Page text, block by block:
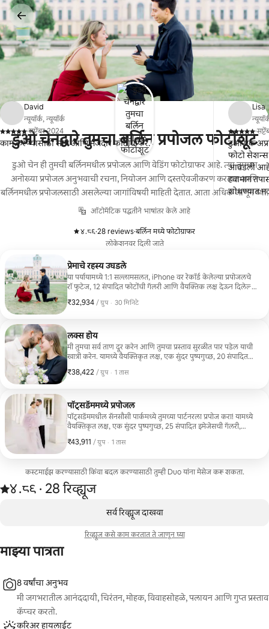
कंटेंटवर
जा
डुओ चेनद्वारे तुमचा बर्लिन प्रपोजल फोटोशूट
डुओ चेन ही तुमची बर्लिनमधील प्रपोजल आणि वेडिंग फोटोग्राफर आहे. त्या तुमच्या
अनोख्या प्रपोजल अनुभवाची रचना, नियोजन आणि दस्तऐवजीकरण करतात आणि
बर्लिनमधील प्रपोजलसाठी असलेल्या जागांविषयी माहिती देतात. आता अधिक जाणून घ्या.
ऑटोमॅटिक पद्धतीने भाषांतर केले आहे
४.८९
,
·28 reviews
,
·बर्लिन मध्ये फोटोग्राफर
लोकेशनवर दिली जाते
प्रेमाचे रहस्य उघडले
या पर्यायामध्ये 1:1 सल्लामसलत, iPhone वर रेकॉर्ड केलेल्या प्रपोजलचे
रॉ फुटेज, 12 संपादित फोटोंची गॅलरी आणि वैयक्तिक लक्ष देऊन दिलेल्या
₹32,934 / ग्रुप
₹32,934, प्रति ग्रुप
, · 30 मिनिटे
लक्स होय
मी तुमचा सर्व ताण दूर करेन आणि तुमचा प्रस्ताव सुरळीत पार पडेल याची
खात्री करेन. यामध्ये वैयक्तिकृत लक्ष, एक सुंदर पुष्पगुच्छ, 20 संपादित
असलेल्या सर्व टिप्ससह एक विशेष कन्सल्टेशन अनुभव समाविष्ट आहे.
₹38,422 / ग्रुप
₹38,422, प्रति ग्रुप
, · 1 तास
पॉट्सडॅममध्ये प्रपोजल
पॉट्सडॅममधील सॅनसौसी पार्कमध्ये तुमच्या पार्टनरला प्रपोज करा! यामध्ये
वैयक्तिकृत लक्ष, एक सुंदर पुष्पगुच्छ, 25 संपादित इमेजेसची गॅलरी,
टिप्ससह एक विशेष कन्सल्टेशन अनुभव समाविष्ट आहे.
₹43,911 / ग्रुप
₹43,911, प्रति ग्रुप
, · 1 तास
कस्टमाईझ करण्यासाठी किंवा बदल करण्यासाठी तुम्ही Duo यांना मेसेज करू शकता.
28 रिव्ह्यूजमधून 5 पैकी ४.८९ स्टार्स रेटिंग आहे
४.८९
,
· 28 रिव्ह्यूज
David
न्यूयॉर्क, न्यूयॉर्क
,
·सप्टेंबर 2024
काम करण्यासाठी सोपे आणि मजेदार फोटोग्राफर.
Lisa
,
·
डुओ एक
फोटो
आवडली
हवामान
शोधण्यात
वापरू).
त्यांच्याकडे
सर्व रिव्ह्यूज दाखवा
रिव्ह्यूज कसे काम करतात ते जाणून घ्या
माझ्या पात्रता
8 वर्षांचा अनुभव
मी जगभरातील आनंददायी, चिरंतन, मोहक, विवाहसोहळे, पलायन आणि गुप्त प्रस्ताव
कॅप्चर करतो.
करिअर हायलाईट